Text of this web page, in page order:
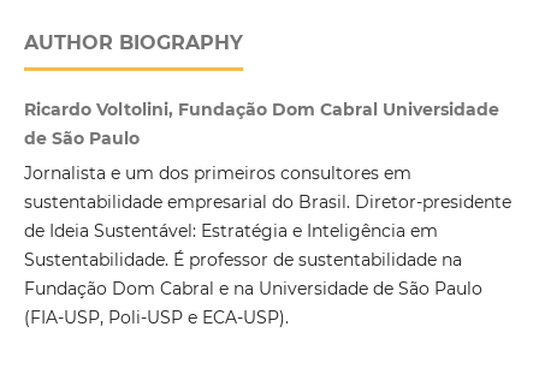
AUTHOR BIOGRAPHY
Ricardo Voltolini, Fundação Dom Cabral Universidade
de São Paulo
Jornalista e um dos primeiros consultores em
sustentabilidade empresarial do Brasil. Diretor-presidente
de Ideia Sustentável: Estratégia e Inteligência em
Sustentabilidade. É professor de sustentabilidade na
Fundação Dom Cabral e na Universidade de São Paulo
(FIA-USP, Poli-USP e ECA-USP).